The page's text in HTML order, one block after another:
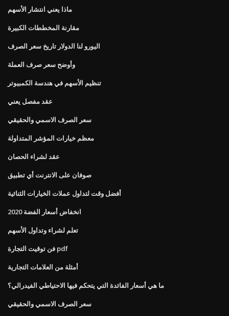
ماذا يعني انتشار الأسهم
مقارنة المخططات الكبيرة
اليورو لنا الدولار تاريخ سعر الصرف
وأوضح سعر صرف العملة
تنظيم الأسهم في هندسة الكمبيوتر
عقد مفصل يعني
سعر الصرف الاسمي والحقيقي
معظم خيارات المؤشر المتداولة
عقد لشراء الحصان
صوفان على الانترنت أي تطبيق
أفضل وقت لتداول عملات الخيارات الثنائية
انخفاض أسعار الفضة 2020
تعلم لشراء وتداول الأسهم
فن توقيت التجارة pdf
أمثلة من العلامات التجارية
ما هي أسعار الفائدة التي يتحكم فيها الاحتياطي الفيدرالي؟
سعر الصرف الاسمي والحقيقي